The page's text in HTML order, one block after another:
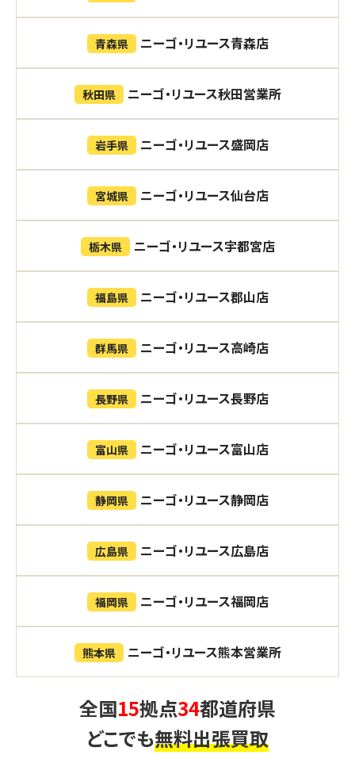
青森県 ニーゴ・リユース青森店
秋田県 ニーゴ・リユース秋田営業所
岩手県 ニーゴ・リユース盛岡店
宮城県 ニーゴ・リユース仙台店
栃木県 ニーゴ・リユース宇都宮店
福島県 ニーゴ・リユース郡山店
群馬県 ニーゴ・リユース高崎店
長野県 ニーゴ・リユース長野店
富山県 ニーゴ・リユース富山店
静岡県 ニーゴ・リユース静岡店
広島県 ニーゴ・リユース広島店
福岡県 ニーゴ・リユース福岡店
熊本県 ニーゴ・リユース熊本営業所
全国15拠点34都道府県
どこでも無料出張買取